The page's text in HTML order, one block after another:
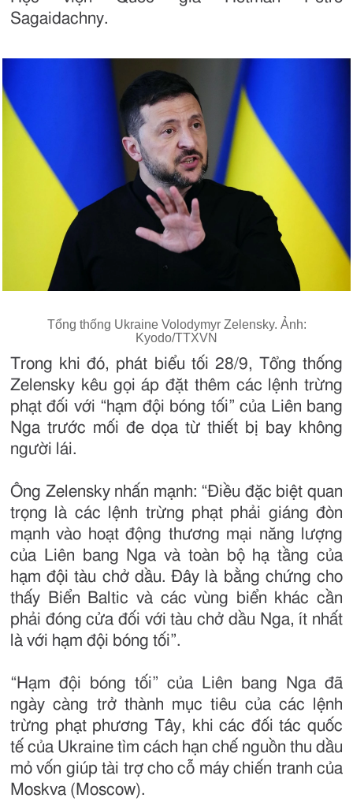
Sagaidachny.
Tổng thống Ukraine Volodymyr Zelensky. Ảnh:
Kyodo/TTXVN
Trong khi đó, phát biểu tối 28/9, Tổng thống
Zelensky kêu gọi áp đặt thêm các lệnh trừng
phạt đối với “hạm đội bóng tối” của Liên bang
Nga trước mối đe dọa từ thiết bị bay không
người lái.
Ông Zelensky nhấn mạnh: “Điều đặc biệt quan
trọng là các lệnh trừng phạt phải giáng đòn
mạnh vào hoạt động thương mại năng lượng
của Liên bang Nga và toàn bộ hạ tầng của
hạm đội tàu chở dầu. Đây là bằng chứng cho
thấy Biển Baltic và các vùng biển khác cần
phải đóng cửa đối với tàu chở dầu Nga, ít nhất
là với hạm đội bóng tối”.
“Hạm đội bóng tối” của Liên bang Nga đã
ngày càng trở thành mục tiêu của các lệnh
trừng phạt phương Tây, khi các đối tác quốc
tế của Ukraine tìm cách hạn chế nguồn thu dầu
mỏ vốn giúp tài trợ cho cỗ máy chiến tranh của
Moskva (Moscow).